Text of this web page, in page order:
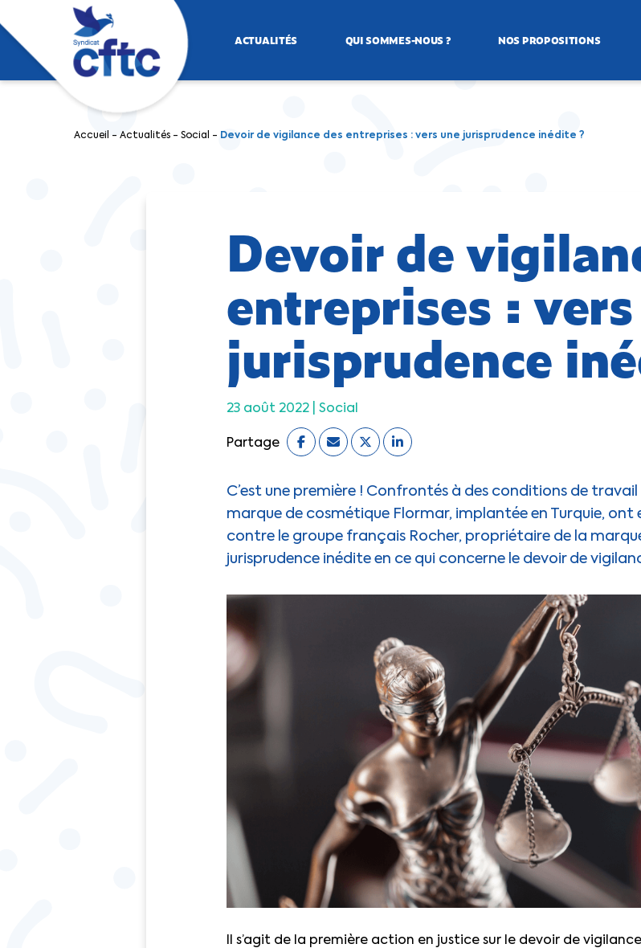
ACTUALITÉS QUI SOMMES-NOUS ? NOS PROPOSITIONS
Accueil - Actualités - Social - Devoir de vigilance des entreprises : vers une jurisprudence inédite ?
Devoir de
entreprises :
jurisprudence
23 août 2022 | Social
Partage
C’est une première ! Confrontés à des conditions de travail
marque de cosmétique Flormar, implantée en Turquie,
contre le groupe français Rocher, propriétaire de la
jurisprudence inédite en ce qui concerne le devoir de
Il s’agit de la première action en justice sur le devoir de